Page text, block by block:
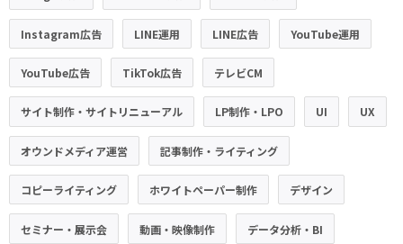
Instagram広告 LINE運用 LINE広告 YouTube運用
YouTube広告 TikTok広告 テレビCM
サイト制作・サイトリニューアル LP制作・LPO UI UX
オウンドメディア運営 記事制作・ライティング
コピーライティング ホワイトペーパー制作 デザイン
セミナー・展示会 動画・映像制作 データ分析・BI